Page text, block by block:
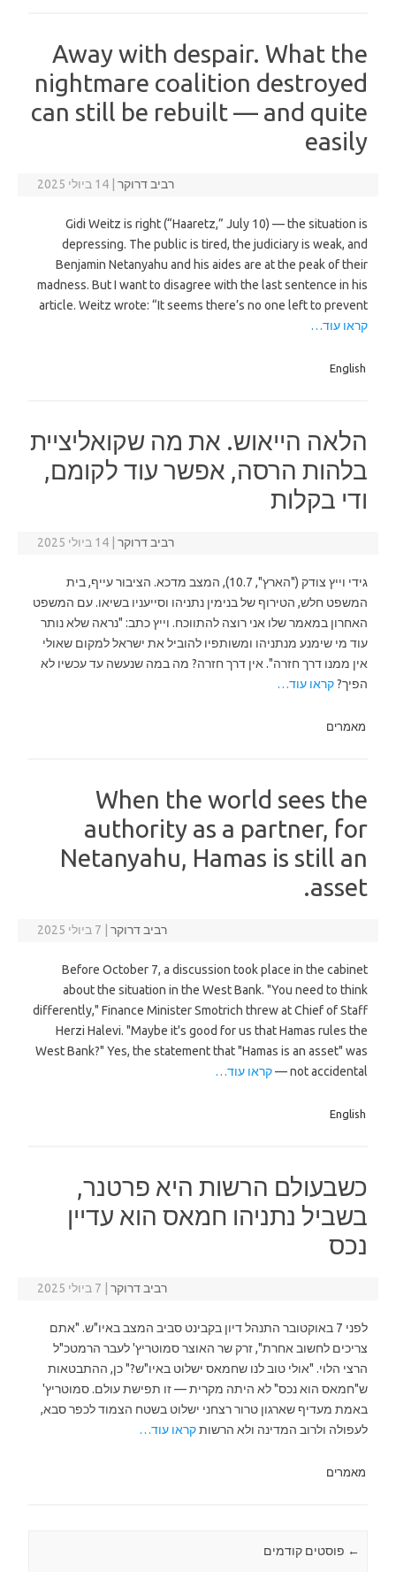
Away with despair. What the
nightmare coalition destroyed
can still be rebuilt — and quite
easily
רביב דרוקר 14 ביולי 2025
Gidi Weitz is right (“Haaretz,” July 10) — the situation is
depressing. The public is tired, the judiciary is weak, and
Benjamin Netanyahu and his aides are at the peak of their
madness. But I want to disagree with the last sentence in his
article. Weitz wrote: “It seems there’s no one left to prevent
קראו עוד…
English
הלאה הייאוש. את מה שקואליציית
בלהות הרסה, אפשר עוד לקומם,
ודי בקלות
רביב דרוקר 14 ביולי 2025
גידי וייץ צודק ("הארץ", 10.7), המצב מדכא. הציבור עייף, בית
המשפט חלש, הטירוף של בנימין נתניהו וסייעניו בשיאו. עם המשפט
האחרון במאמר שלו אני רוצה להתווכח. וייץ כתב: "נראה שלא נותר
עוד מי שימנע מנתניהו ומשותפיו להוביל את ישראל למקום שאולי
אין ממנו דרך חזרה". אין דרך חזרה? מה במה שנעשה עד עכשיו לא
הפיך?קראו עוד…
מאמרים
When the world sees the
authority as a partner, for
Netanyahu, Hamas is still an
asset.
רביב דרוקר 7 ביולי 2025
Before October 7, a discussion took place in the cabinet
about the situation in the West Bank. "You need to think
differently," Finance Minister Smotrich threw at Chief of Staff
Herzi Halevi. "Maybe it's good for us that Hamas rules the
West Bank?" Yes, the statement that "Hamas is an asset" was
not accidental —
קראו עוד…
English
כשבעולם הרשות היא פרטנר,
בשביל נתניהו חמאס הוא עדיין
נכס
רביב דרוקר 7 ביולי 2025
לפני 7 באוקטובר התנהל דיון בקבינט סביב המצב באיו"ש. "אתם
צריכים לחשוב אחרת", זרק שר האוצר סמוטריץ' לעבר הרמטכ"ל
הרצי הלוי. "אולי טוב לנו שחמאס ישלוט באיו"ש?" כן, ההתבטאות
ש"חמאס הוא נכס" לא היתה מקרית — זו תפישת עולם. סמוטריץ'
באמת מעדיף שארגון טרור רצחני ישלוט בשטח הצמוד לכפר סבא,
לעפולה ולרוב המדינה ולא הרשותקראו עוד…
מאמרים
Post navigation
← פוסטים קודמים